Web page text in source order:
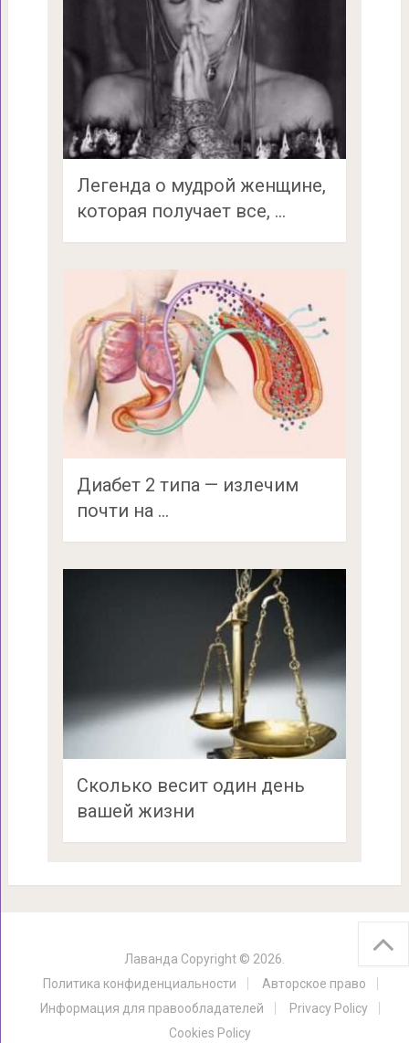
Легенда о мудрой женщине,
которая получает все, …
Диабет 2 типа — излечим
почти на …
Сколько весит один день
вашей жизни
Лаванда Copyright © 2026.
Политика конфиденциальности
Авторское право
Информация для правообладателей
Privacy Policy
Cookies Policy